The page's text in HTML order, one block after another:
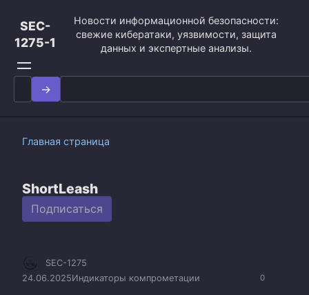
контенту
SEC-
1275-1
Новости информационной безопасности:
свежие кибератаки, уязвимости, защита
данных и экспертные анализы.
Search
for:
Главная страница
ShortLeash
Подписаться
0
SEC-1275
24.06.2025Индикаторы компрометации